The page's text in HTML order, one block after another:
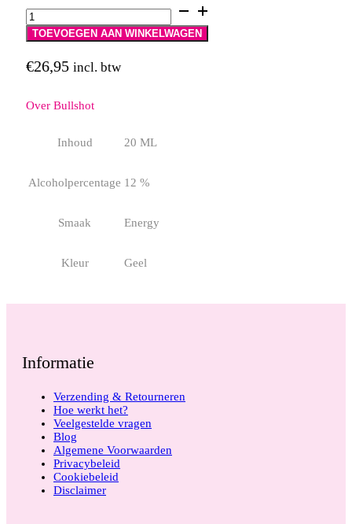
Bullshot
aantal
TOEVOEGEN AAN WINKELWAGEN
€26,95 incl. btw
Over Bullshot
Inhoud 20 ML
Alcoholpercentage 12 %
Smaak Energy
Kleur Geel
Informatie
Verzending & Retourneren
Hoe werkt het?
Veelgestelde vragen
Blog
Algemene Voorwaarden
Privacybeleid
Cookiebeleid
Disclaimer